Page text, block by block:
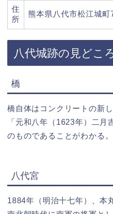
住
所
熊本県八代市松江城町
八代城跡の見どこ
橋
橋自体はコンクリートの新
「元和八年（1623年）二月
のものであることがわかる。
八代宮
1884年（明治十七年）、本